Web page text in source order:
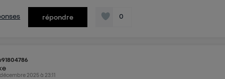
répondre 0
décembre 2025à 23:11